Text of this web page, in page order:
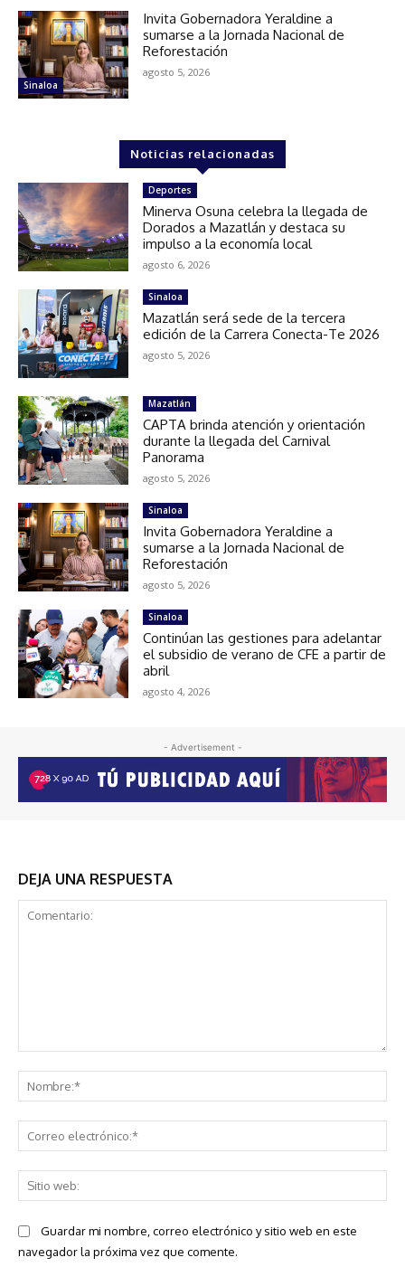
Sinaloa
Invita Gobernadora Yeraldine a
sumarse a la Jornada Nacional de
Reforestación
agosto 5, 2026
Noticias relacionadas
Deportes
Minerva Osuna celebra la llegada de
Dorados a Mazatlán y destaca su
impulso a la economía local
agosto 6, 2026
Sinaloa
Mazatlán será sede de la tercera
edición de la Carrera Conecta-Te 2026
agosto 5, 2026
Mazatlán
CAPTA brinda atención y orientación
durante la llegada del Carnival
Panorama
agosto 5, 2026
Sinaloa
Invita Gobernadora Yeraldine a
sumarse a la Jornada Nacional de
Reforestación
agosto 5, 2026
Sinaloa
Continúan las gestiones para adelantar
el subsidio de verano de CFE a partir de
abril
agosto 4, 2026
- Advertisement -
DEJA UNA RESPUESTA
Guardar mi nombre, correo electrónico y sitio web en este
navegador la próxima vez que comente.